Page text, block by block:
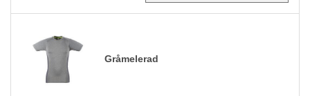
Gråmelerad